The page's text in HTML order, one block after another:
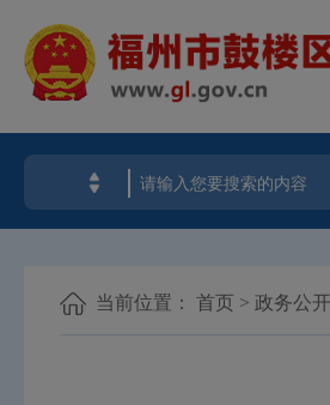
当前位置： 首页 > 政务公开